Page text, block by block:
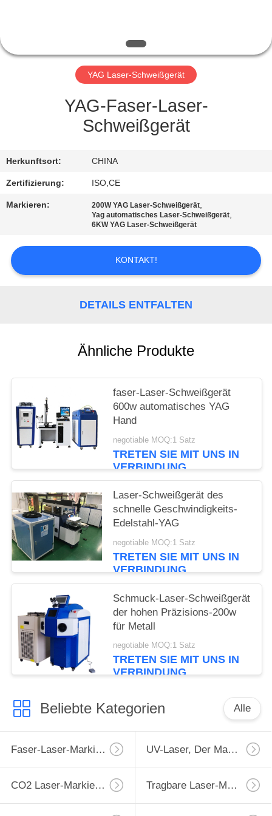
SIE
MIT
VERBINDUNG
FORDERN
SIE
EIN
SITEMAP
YAG Laser-Schweißgerät
YAG-Faser-Laser-
Schweißgerät
Herkunftsort: CHINA
Zertifizierung: ISO,CE
Markieren: 200W YAG Laser-Schweißgerät,
Yag automatisches Laser-Schweißgerät,
6KW YAG Laser-Schweißgerät
KONTAKT!
DETAILS ENTFALTEN
Ähnliche Produkte
faser-Laser-Schweißgerät
600w automatisches YAG
Hand
negotiable MOQ:1 Satz
TRETEN SIE MIT UNS IN
VERBINDUNG
Laser-Schweißgerät des
schnelle Geschwindigkeits-
Edelstahl-YAG
negotiable MOQ:1 Satz
TRETEN SIE MIT UNS IN
VERBINDUNG
Schmuck-Laser-Schweißgerät
der hohen Präzisions-200w
für Metall
negotiable MOQ:1 Satz
TRETEN SIE MIT UNS IN
VERBINDUNG
Beliebte Kategorien Alle
Faser-Laser-Markierungs-Maschine UV-Laser, Der Maschine Markiert
CO2 Laser-Markierungs-Maschine Tragbare Laser-Markierungs-Maschine